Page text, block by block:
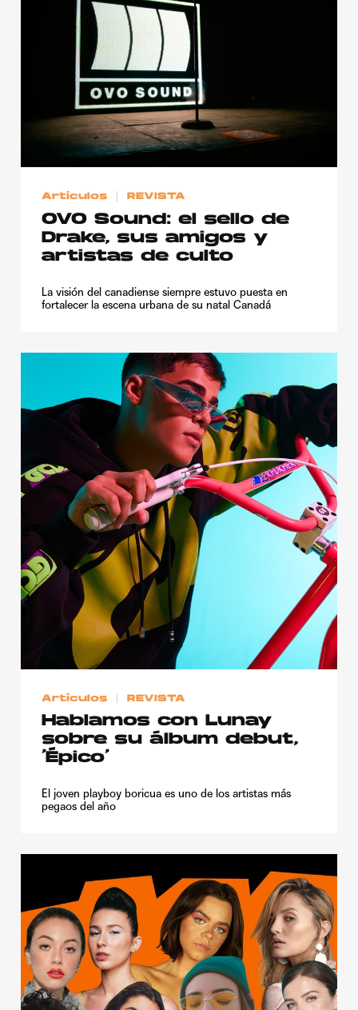
Artículos REVISTA
OVO Sound: el sello de
Drake, sus amigos y
artistas de culto
La visión del canadiense siempre estuvo puesta en
fortalecer la escena urbana de su natal Canadá
Artículos REVISTA
Hablamos con Lunay
sobre su álbum debut,
‘Épico’
El joven playboy boricua es uno de los artistas más
pegaos del año